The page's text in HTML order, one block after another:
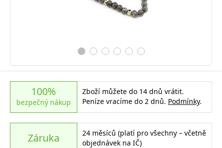
100%
bezpečný nákup
Zboží můžete do 14 dnů vrátit.
Peníze vracíme do 2 dnů. Podmínky.
Záruka
24 měsíců (platí pro všechny – včetně
objednávek na IČ)